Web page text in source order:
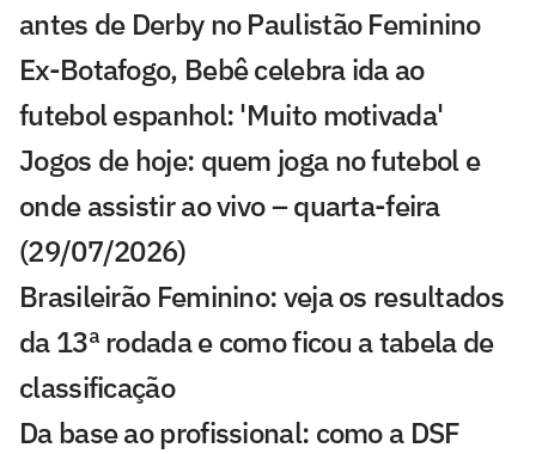
antes de Derby no Paulistão Feminino
Ex-Botafogo, Bebê celebra ida ao
futebol espanhol: 'Muito motivada'
Jogos de hoje: quem joga no futebol e
onde assistir ao vivo – quarta-feira
(29/07/2026)
Brasileirão Feminino: veja os resultados
da 13ª rodada e como ficou a tabela de
classificação
Da base ao profissional: como a DSF